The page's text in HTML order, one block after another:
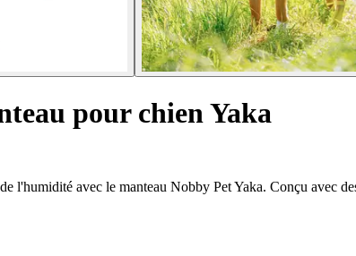
pour chien Yaka
l'humidité avec le manteau Nobby Pet Yaka. Conçu avec